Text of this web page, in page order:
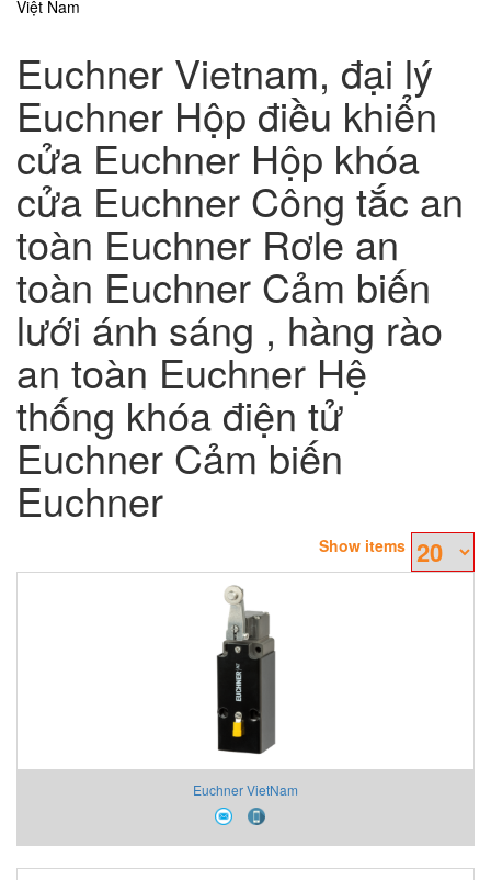
Việt Nam
Euchner Vietnam, đại lý
Euchner Hộp điều khiển
cửa Euchner Hộp khóa
cửa Euchner Công tắc an
toàn Euchner Rơle an
toàn Euchner Cảm biến
lưới ánh sáng , hàng rào
an toàn Euchner Hệ
thống khóa điện tử
Euchner Cảm biến
Euchner
Show items
Euchner VietNam